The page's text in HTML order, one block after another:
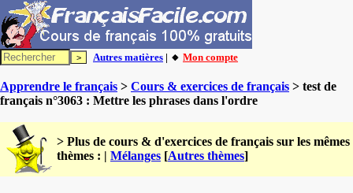
Autres matières | 🔸 Mon compte
Apprendre le français > Cours & exercices de français > test de
français n°3063 : Mettre les phrases dans l'ordre
> Plus de cours & d'exercices de français sur les mêmes
thèmes : | Mélanges [Autres thèmes]